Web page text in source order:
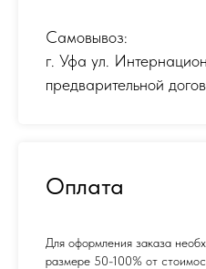
Самовывоз:
г. Уфа ул.
предварительной
Оплата
Для оформления заказа
размере 50-100% от